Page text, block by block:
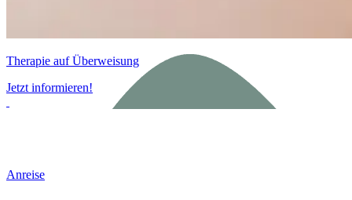
Therapie auf Überweisung
Jetzt informieren!
Anreise